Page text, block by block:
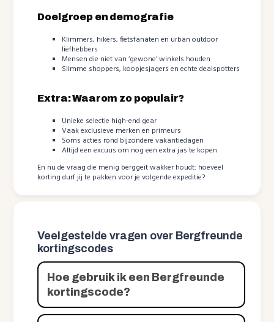
Doelgroep en demografie
Klimmers, hikers, fietsfanaten en urban outdoor
liefhebbers
Mensen die niet van ‘gewone’ winkels houden
Slimme shoppers, koopjesjagers en echte dealspotters
Extra: Waarom zo populair?
Unieke selectie high-end gear
Vaak exclusieve merken en primeurs
Soms acties rond bijzondere vakantiedagen
Altijd een excuus om nog een extra jas te kopen
En nu de vraag die menig berggeit wakker houdt: hoeveel
korting durf jij te pakken voor je volgende expeditie?
Veelgestelde vragen over Bergfreunde
kortingscodes
Hoe gebruik ik een Bergfreunde
kortingscode?